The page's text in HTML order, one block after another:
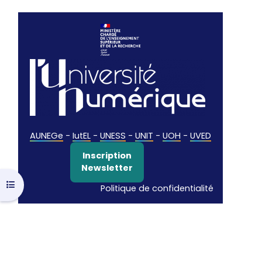
Ouvrir l’index du cours
AUNEGe - IutEL - UNESS - UNIT - UOH - UVED
Inscription
Newsletter
Politique de confidentialité